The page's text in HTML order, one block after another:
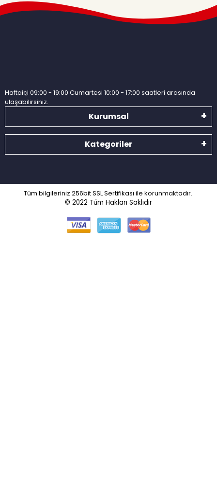
Haftaiçi 09:00 - 19:00 Cumartesi 10:00 - 17:00 saatleri arasında
ulaşabilirsiniz.
Kurumsal
Kategoriler
Tüm bilgileriniz 256bit SSL Sertifikası ile korunmaktadır.
© 2022 Tüm Hakları Saklıdır